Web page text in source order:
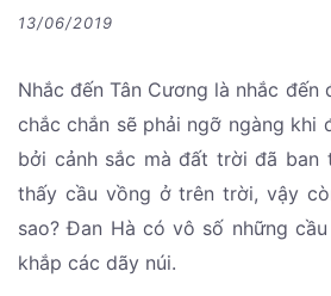
13/06/2019
Nhắc đến Tân Cương là nhắc đến
chắc chắn sẽ phải ngỡ ngàng khi
bởi cảnh sắc mà đất trời đã ban
thấy cầu vồng ở trên trời, vậy
sao? Đan Hà có vô số những
khắp các dãy núi.